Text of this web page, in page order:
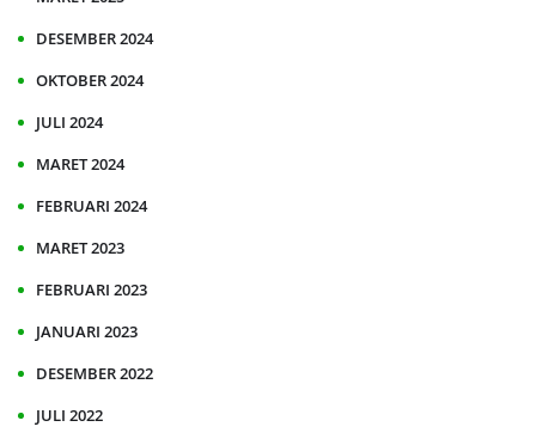
DESEMBER 2024
OKTOBER 2024
JULI 2024
MARET 2024
FEBRUARI 2024
MARET 2023
FEBRUARI 2023
JANUARI 2023
DESEMBER 2022
JULI 2022